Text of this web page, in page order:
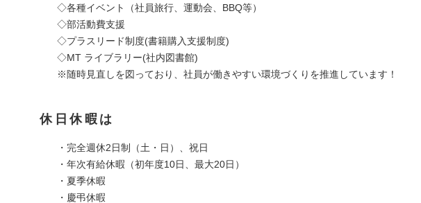
◇各種イベント（社員旅行、運動会、BBQ等）
◇部活動費支援
◇プラスリード制度(書籍購入支援制度)
◇MT ライブラリー(社内図書館)
※随時見直しを図っており、社員が働きやすい環境づくりを推進しています！
休日休暇は
・完全週休2日制（土・日）、祝日
・年次有給休暇（初年度10日、最大20日）
・夏季休暇
・慶弔休暇